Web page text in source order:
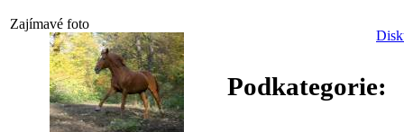
Zajímavé foto
Podkategorie: